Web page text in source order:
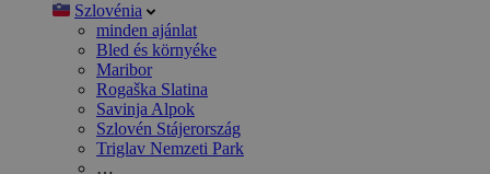
Szlovénia
minden ajánlat
Bled és környéke
Maribor
Rogaška Slatina
Savinja Alpok
Szlovén Stájerország
Triglav Nemzeti Park
…